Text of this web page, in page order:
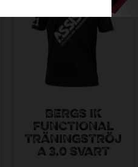
BERGS IK
FUNCTIONAL
TRÄNINGSTRÖJ
A 3.0 SVART